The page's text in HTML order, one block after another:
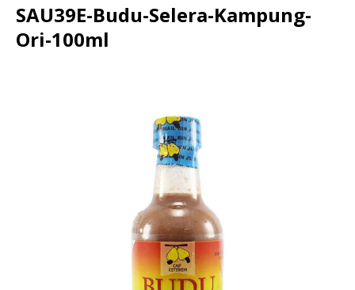
SAU39E-Budu-Selera-Kampung-
Ori-100ml